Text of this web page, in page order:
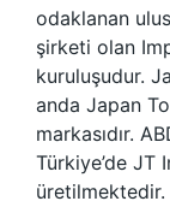
odaklanan
şirketi olan
kuruluşudur.
anda Japan
markasıdır.
Türkiye’de JT